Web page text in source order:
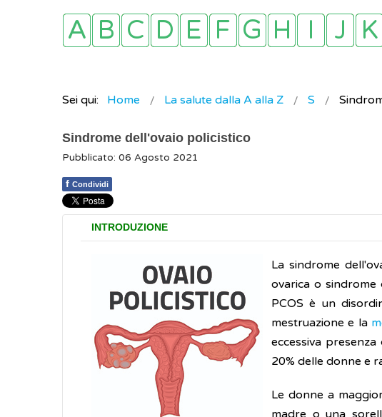
Sei qui: Home La salute dalla A alla Z S
Sindrome dell'ovaio policistico
Pubblicato: 06 Agosto 2021
f Condividi
INTRODUZIONE
La sindrome
ovarica o sindrome
PCOS è un
mestruazione e la
eccessiva
20% delle donne e
Le donne a
madre o una